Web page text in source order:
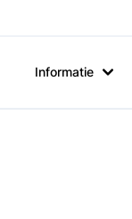
Informatie